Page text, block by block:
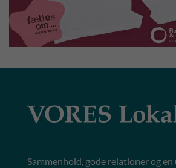
Sammenhold, gode relationer og